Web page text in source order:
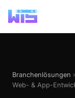
Branchenlösungen
Web- & App-